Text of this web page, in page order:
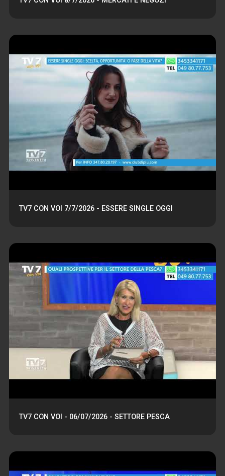
TV7 CON VOI 7/7/2026 - ESSERE SINGLE OGGI
TV7 CON VOI - 06/07/2026 - SETTORE PESCA